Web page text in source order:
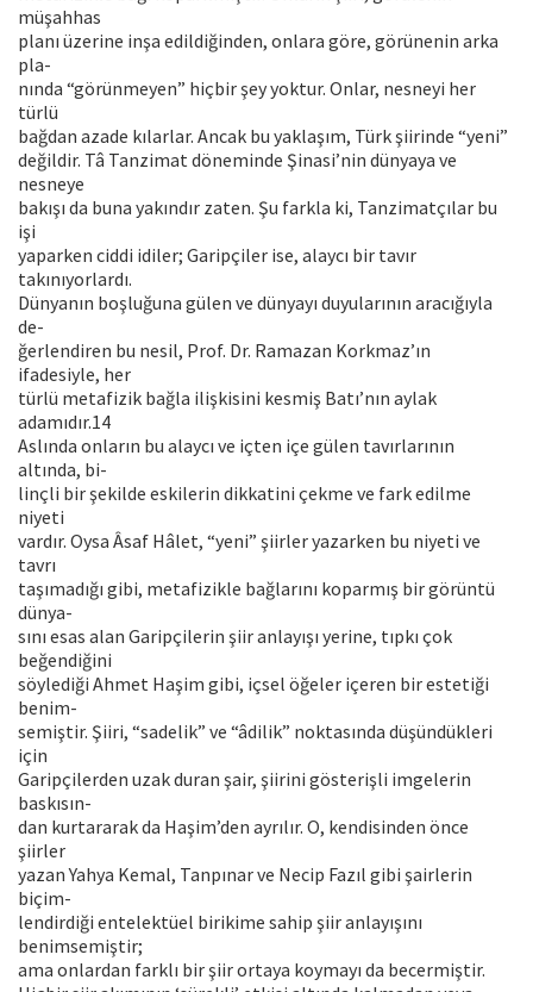
müşahhas
planı üzerine inşa edildiğinden, onlara göre, görünenin arka
pla-
nında “görünmeyen” hiçbir şey yoktur. Onlar, nesneyi her
türlü
bağdan azade kılarlar. Ancak bu yaklaşım, Türk şiirinde “yeni”
değildir. Tâ Tanzimat döneminde Şinasi’nin dünyaya ve
nesneye
bakışı da buna yakındır zaten. Şu farkla ki, Tanzimatçılar bu
işi
yaparken ciddi idiler; Garipçiler ise, alaycı bir tavır
takınıyorlardı.
Dünyanın boşluğuna gülen ve dünyayı duyularının aracığıyla
de-
ğerlendiren bu nesil, Prof. Dr. Ramazan Korkmaz’ın
ifadesiyle, her
türlü metafizik bağla ilişkisini kesmiş Batı’nın aylak
adamıdır.14
Aslında onların bu alaycı ve içten içe gülen tavırlarının
altında, bi-
linçli bir şekilde eskilerin dikkatini çekme ve fark edilme
niyeti
vardır. Oysa Âsaf Hâlet, “yeni” şiirler yazarken bu niyeti ve
tavrı
taşımadığı gibi, metafizikle bağlarını koparmış bir görüntü
dünya-
sını esas alan Garipçilerin şiir anlayışı yerine, tıpkı çok
beğendiğini
söylediği Ahmet Haşim gibi, içsel öğeler içeren bir estetiği
benim-
semiştir. Şiiri, “sadelik” ve “âdilik” noktasında düşündükleri
için
Garipçilerden uzak duran şair, şiirini gösterişli imgelerin
baskısın-
dan kurtararak da Haşim’den ayrılır. O, kendisinden önce
şiirler
yazan Yahya Kemal, Tanpınar ve Necip Fazıl gibi şairlerin
biçim-
lendirdiği entelektüel birikime sahip şiir anlayışını
benimsemiştir;
ama onlardan farklı bir şiir ortaya koymayı da becermiştir.